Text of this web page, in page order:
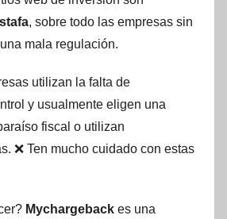
, sobre todo las empresas sin
mala regulación.
utilizan la falta de
y usualmente eligen una
fiscal o utilizan
❌ Ten mucho cuidado con estas
Mychargeback es una